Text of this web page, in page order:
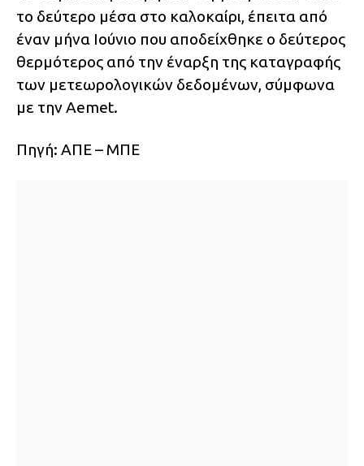
το δεύτερο μέσα στο καλοκαίρι, έπειτα από
έναν μήνα Ιούνιο που αποδείχθηκε ο δεύτερος
θερμότερος από την έναρξη της καταγραφής
των μετεωρολογικών δεδομένων, σύμφωνα
με την Aemet.
Πηγή: ΑΠΕ – ΜΠΕ